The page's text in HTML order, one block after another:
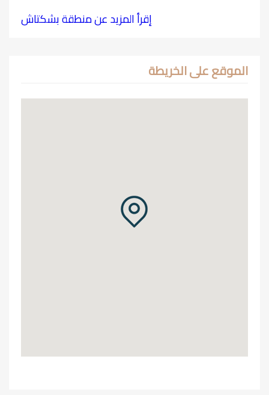
إقرأ المزيد عن منطقة بشكتاش
الموقع على الخريطة